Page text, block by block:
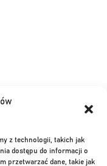
z technologii, takich jak
dostępu do informacji o
przetwarzać dane, takie jak